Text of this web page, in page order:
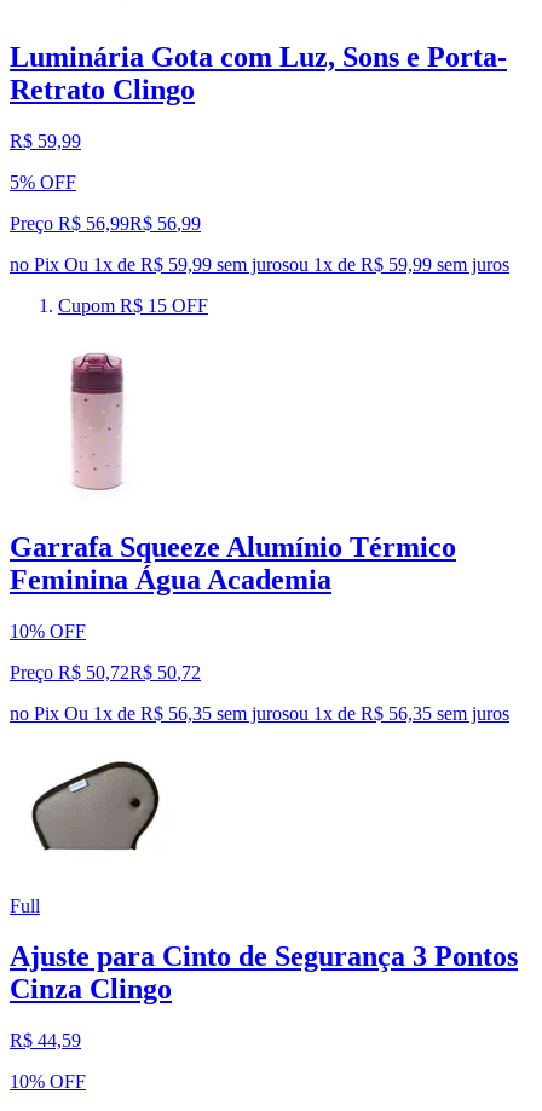
Luminária Gota com Luz, Sons e Porta-
Retrato Clingo
R$ 59,99
5% OFF
Preço R$ 56,99R$ 56,99
no Pix Ou 1x de R$ 59,99 sem jurosou 1x de R$ 59,99 sem juros
Cupom R$ 15 OFF
Garrafa Squeeze Alumínio Térmico
Feminina Água Academia
10% OFF
Preço R$ 50,72R$ 50,72
no Pix Ou 1x de R$ 56,35 sem jurosou 1x de R$ 56,35 sem juros
Full
Ajuste para Cinto de Segurança 3 Pontos
Cinza Clingo
R$ 44,59
10% OFF